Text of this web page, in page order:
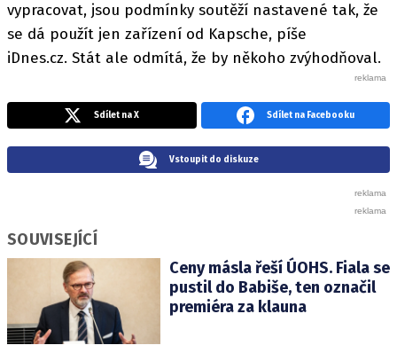
vypracovat, jsou podmínky soutěží nastavené tak, že
se dá použít jen zařízení od Kapsche, píše
iDnes.cz. Stát ale odmítá, že by někoho zvýhodňoval.
Sdílet na X Sdílet na Facebooku
Vstoupit do diskuze
SOUVISEJÍCÍ
Ceny másla řeší ÚOHS. Fiala se
pustil do Babiše, ten označil
premiéra za klauna